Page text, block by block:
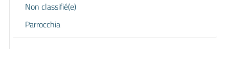
Non classifié(e)
Parrocchia